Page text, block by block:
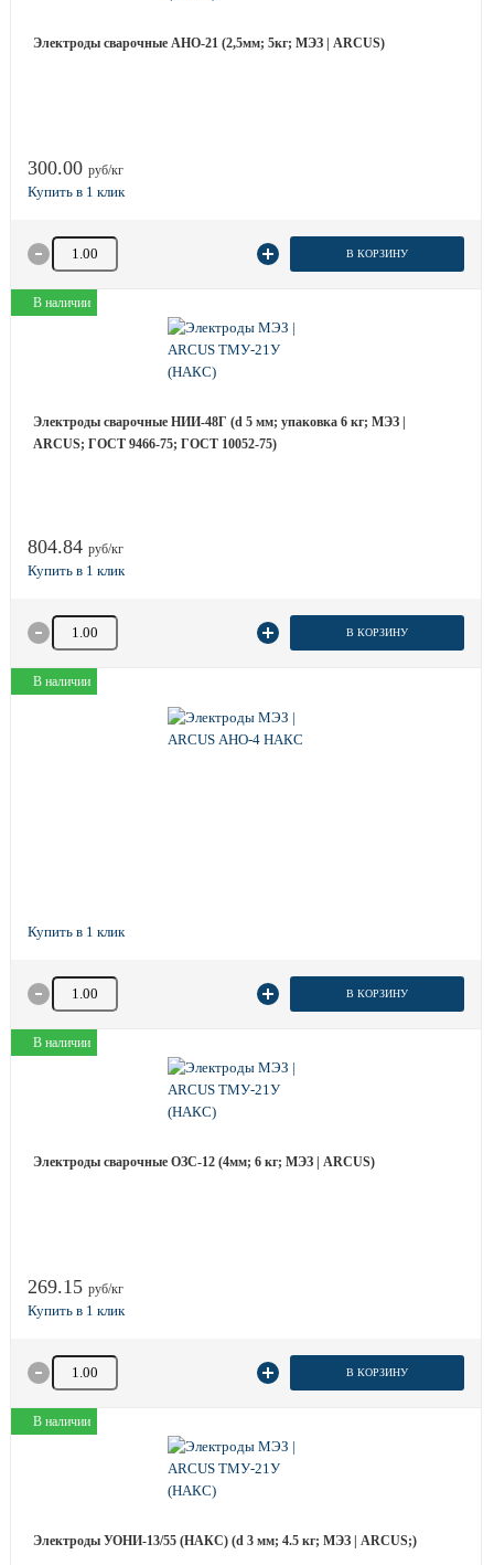
Электроды сварочные АНО-21 (2,5мм; 5кг; МЭЗ | ARCUS)
300.00 руб/кг
Количество товара В КОРЗИНУ
В наличии
Электроды сварочные НИИ-48Г (d 5 мм; упаковка 6 кг; МЭЗ |
ARCUS; ГОСТ 9466-75; ГОСТ 10052-75)
804.84 руб/кг
Количество товара В КОРЗИНУ
В наличии
Количество товара В КОРЗИНУ
В наличии
Электроды сварочные ОЗС-12 (4мм; 6 кг; МЭЗ | ARCUS)
269.15 руб/кг
Количество товара В КОРЗИНУ
В наличии
Электроды УОНИ-13/55 (НАКС) (d 3 мм; 4.5 кг; МЭЗ | ARCUS;)